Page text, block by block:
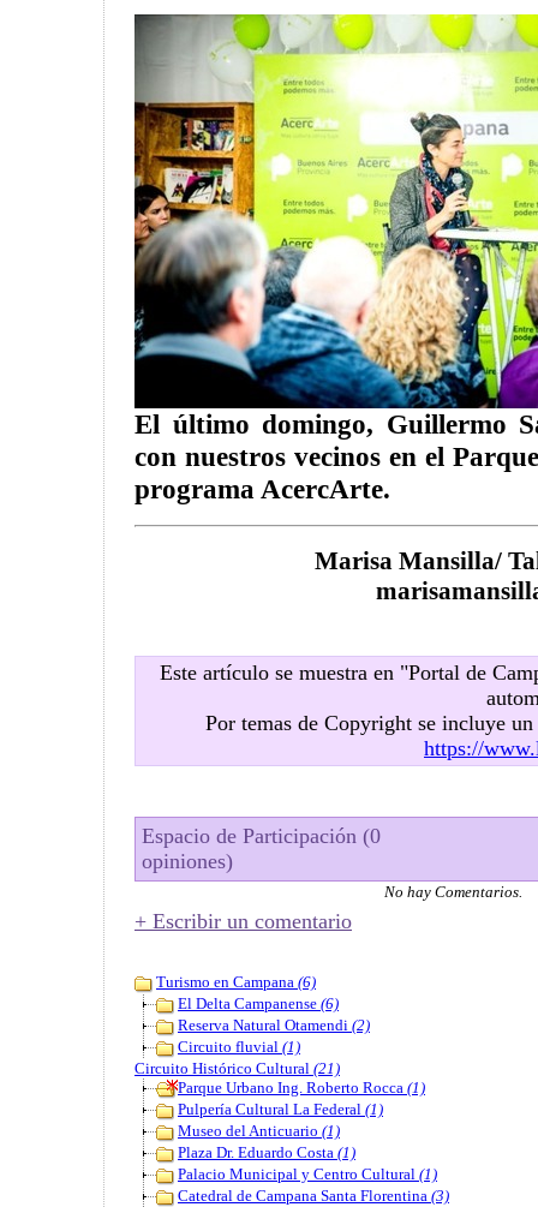
El último domingo, Guillermo
con nuestros vecinos en el
programa AcercArte.
Marisa Mansilla/
Este artículo se muestra en "Portal de
Por temas de Copyright se incluye un
https://
Espacio de Participación (0
opiniones)
No hay Comentarios.
+ Escribir un comentario
Turismo en Campana (6)
El Delta Campanense (6)
Reserva Natural Otamendi (2)
Circuito fluvial (1)
Circuito Histórico Cultural (21)
Parque Urbano Ing. Roberto Rocca (1)
Pulpería Cultural La Federal (1)
Museo del Anticuario (1)
Plaza Dr. Eduardo Costa (1)
Palacio Municipal y Centro Cultural (1)
Catedral de Campana Santa Florentina (3)